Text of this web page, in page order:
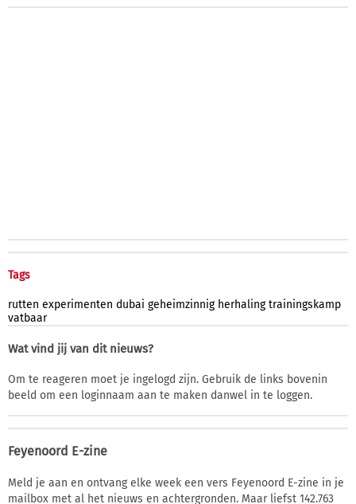
Tags
rutten experimenten dubai geheimzinnig herhaling trainingskamp
vatbaar
Wat vind jij van dit nieuws?
Om te reageren moet je ingelogd zijn. Gebruik de links bovenin
beeld om een loginnaam aan te maken danwel in te loggen.
Feyenoord E-zine
Meld je aan en ontvang elke week een vers Feyenoord E-zine in je
mailbox met al het nieuws en achtergronden. Maar liefst 142.763